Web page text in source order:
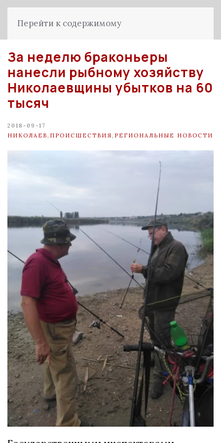
Перейти к содержимому
За неделю браконьеры
нанесли рыбному хозяйству
Николаевщины убытков на 60
тысяч
2018-09-17
НИКОЛАЕВ ПРОИСШЕСТВИЯ РЕГИОНАЛЬНЫЕ НОВОСТИ